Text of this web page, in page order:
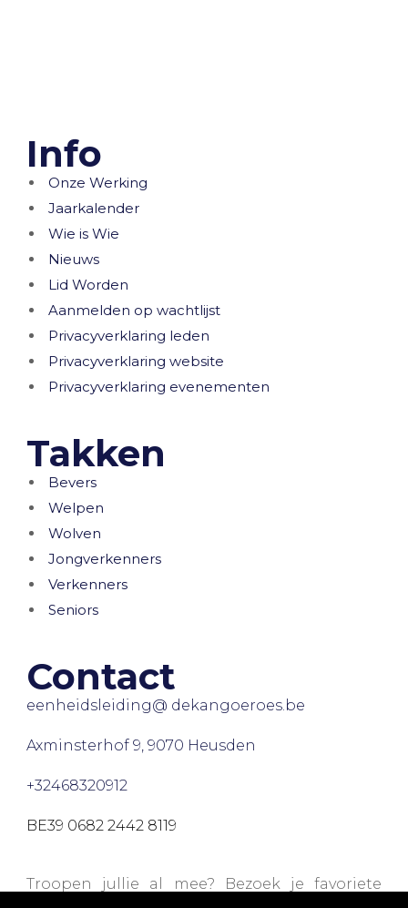
Info
Onze Werking
Jaarkalender
Wie is Wie
Nieuws
Lid Worden
Aanmelden op wachtlijst
Privacyverklaring leden
Privacyverklaring website
Privacyverklaring evenementen
Takken
Bevers
Welpen
Wolven
Jongverkenners
Verkenners
Seniors
Contact
eenheidsleiding@ dekangoeroes.be
Axminsterhof 9, 9070 Heusden
+32468320912
BE39 0682 2442 8119
Troopen jullie al mee? Bezoek je favoriete